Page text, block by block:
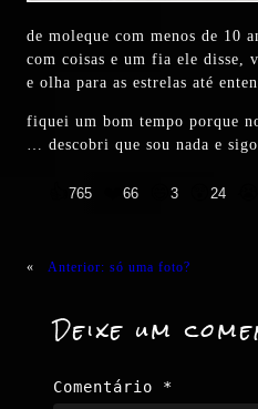
de moleque com menos de 10
com coisas e um fia ele disse,
e olha para as estrelas até
fiquei um bom tempo porque
… descobri que sou nada e
765 66 3 24
« Anterior: só uma foto?
Deixe um
Comentário *